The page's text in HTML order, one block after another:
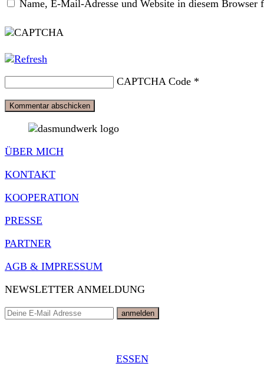
Name, E-Mail-Adresse und Website in diesem Browser
CAPTCHA Code *
ÜBER MICH
KONTAKT
KOOPERATION
PRESSE
PARTNER
AGB & IMPRESSUM
NEWSLETTER ANMELDUNG
ESSEN